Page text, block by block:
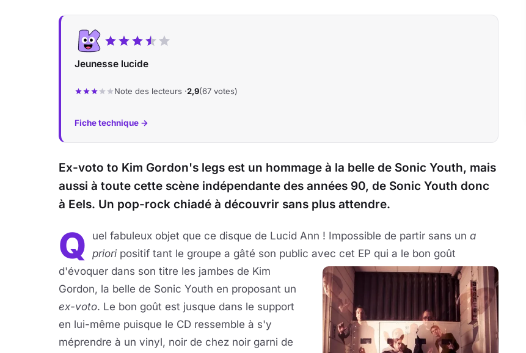
Jeunesse lucide
Note des lecteurs ·2,9(67 votes)
Fiche technique →
Ex-voto to Kim Gordon's legs est un hommage à la belle de Sonic Youth, mais
aussi à toute cette scène indépendante des années 90, de Sonic Youth donc
à Eels. Un pop-rock chiadé à découvrir sans plus attendre.
Q uel fabuleux objet que ce disque de Lucid Ann ! Impossible de partir sans un a
prioripositif tant le groupe a gâté son public avec cet EP qui a le bon goût
d'évoquer dans son titre les jambes de Kim
Gordon, la belle de Sonic Youth en proposant un
ex-voto. Le bon goût est jusque dans le support
en lui-même puisque le CD ressemble à s'y
méprendre à un vinyl, noir de chez noir garni de